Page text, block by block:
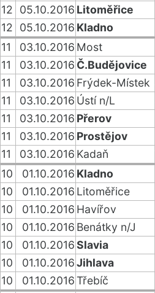
12
05.10.2016 Litoměřice
12
05.10.2016 Kladno
11
03.10.2016 Most
11
03.10.2016 Č.Budějovice
11
03.10.2016 Frýdek-Místek
11
03.10.2016 Ústí n/L
11
03.10.2016 Přerov
11
03.10.2016 Prostějov
11
03.10.2016 Kadaň
10
01.10.2016 Kladno
10
01.10.2016 Litoměřice
10
01.10.2016 Havířov
10
01.10.2016 Benátky n/J
10
01.10.2016Slavia
10
01.10.2016Jihlava
10
01.10.2016Třebíč